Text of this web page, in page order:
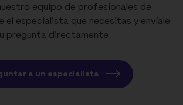
equipo de profesionales de
el especialista que necesitas y envíale
pregunta directamente
a un especialista